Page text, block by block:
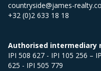
countryside@james-
+32 (0)2 633 18 18
Authorised intermediary
IPI 508 627 - IPI 105 256 –
625 - IPI 505 779